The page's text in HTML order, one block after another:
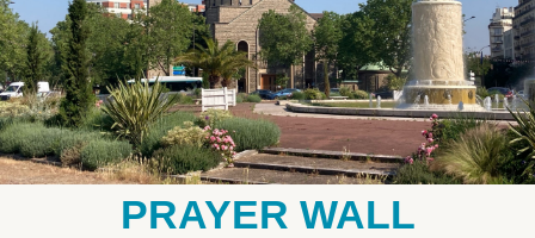
PRAYER WALL